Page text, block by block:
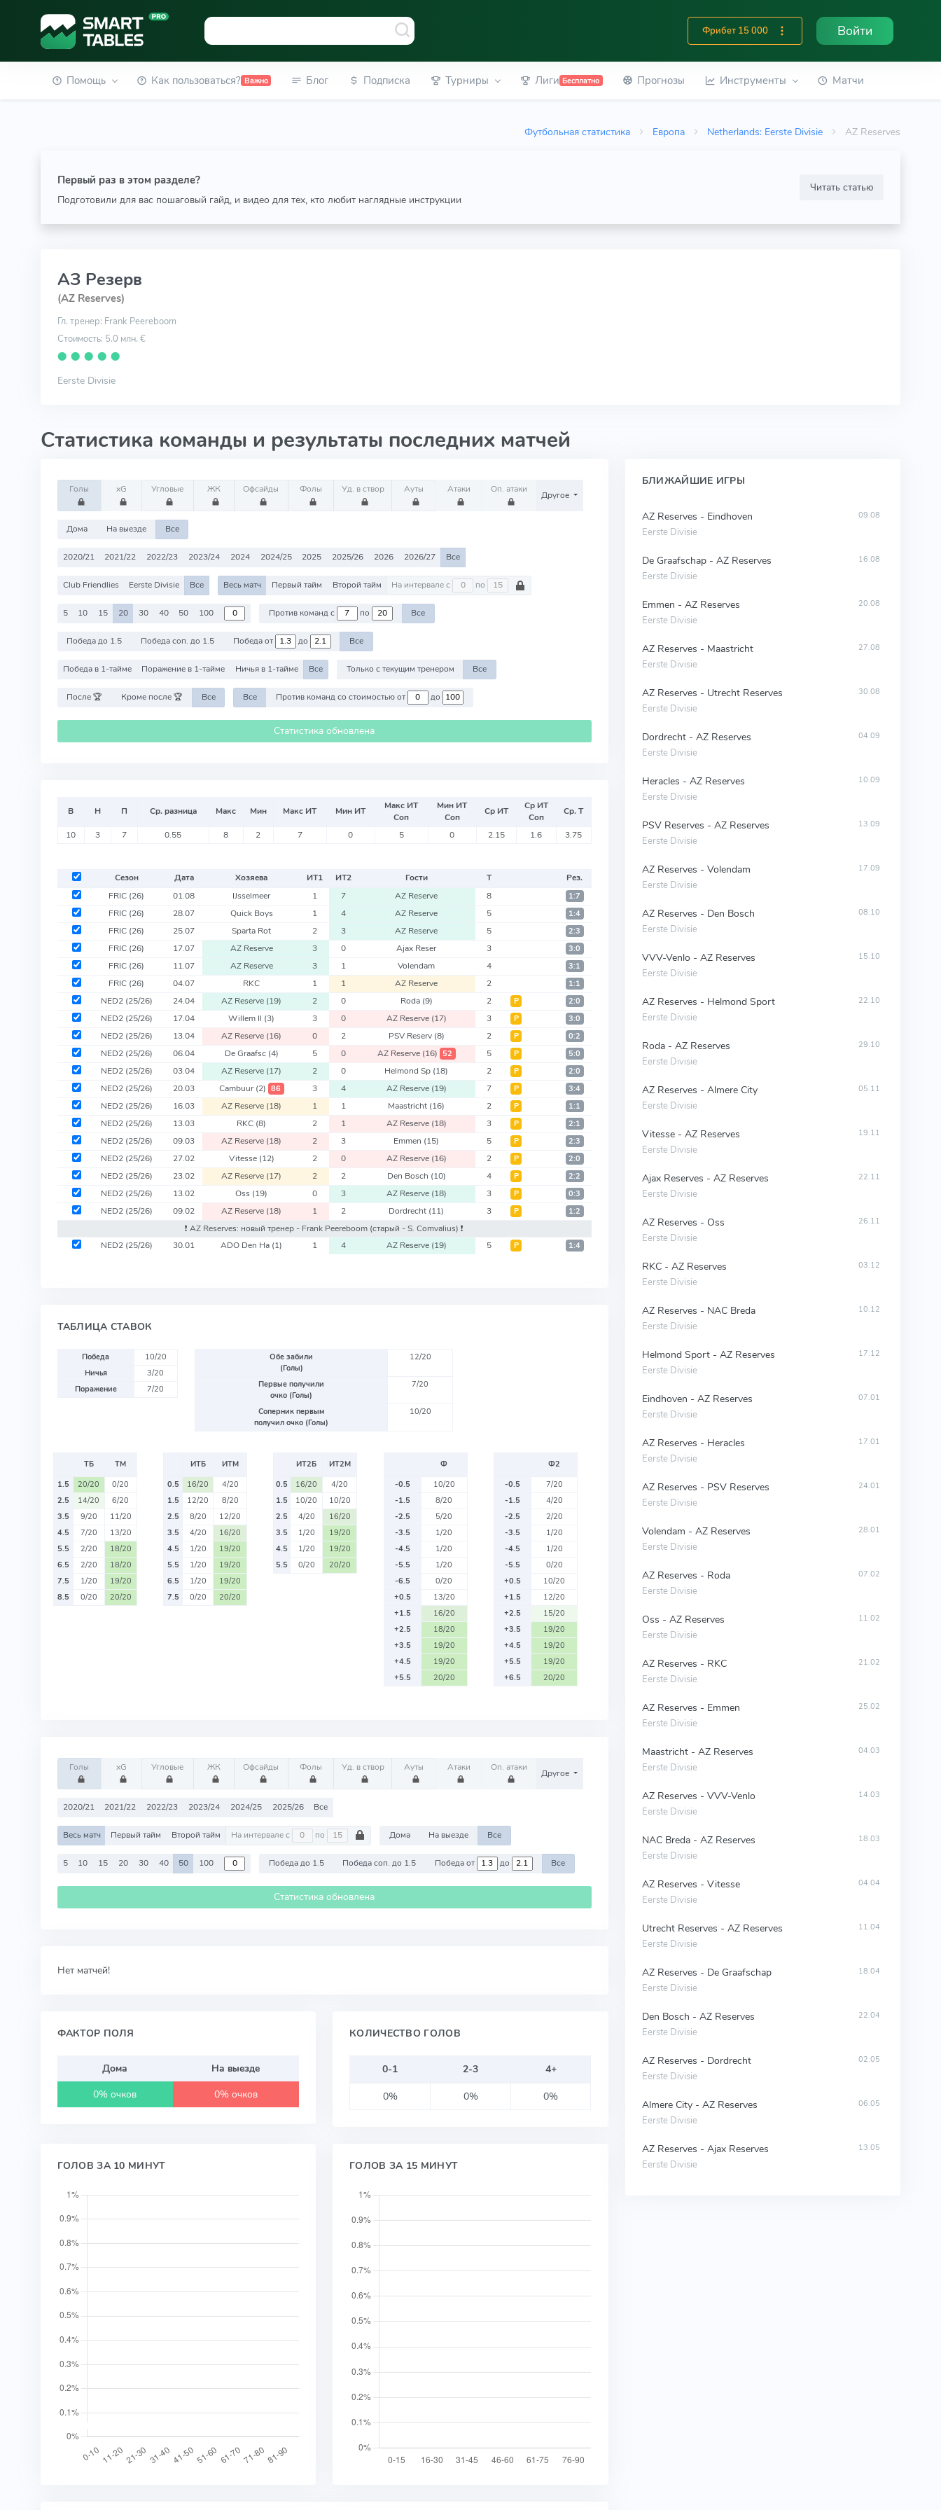
Фрибет 15 000 Войти
Помощь Как пользоваться? Важно Блог Подписка Турниры Лиги Бесплатно Прогнозы Инструменты Матчи
Футбольная статистика Европа Netherlands: Eerste Divisie AZ Reserves
Первый раз в этом разделе?
Подготовили для вас пошаговый гайд, и видео для тех, кто любит наглядные инструкции
Читать статью
АЗ Резерв
(AZ Reserves)
Гл. тренер: Frank Peereboom
Стоимость: 5.0 млн. €
⬤ ⬤ ⬤ ⬤ ⬤
Eerste Divisie
Статистика команды и результаты последних матчей
Голы xG Угловые ЖК Офсайды Фолы Уд. в створ Ауты Атаки Оп. атаки
Другое
Дома На выезде Все
2020/21 2021/22 2022/23 2023/24 2024 2024/25 2025 2025/26 2026 2026/27 Все
Club Friendlies Eerste Divisie Все Весь матч Первый тайм Второй тайм На интервале с по
5 10 15 20 30 40 50 100 Против команд с по Все
Победа до 1.5 Победа соп. до 1.5 Победа от до Все
Победа в 1-тайме Поражение в 1-тайме Ничья в 1-тайме Все Только с текущим тренером Все
После 🏆 Кроме после 🏆 Все Все Против команд со стоимостью от до
Статистика обновлена
В Н П Ср. разница Макс Мин Макс ИТ Мин ИТ
Макс ИТ
Соп
Мин ИТ
Соп
Ср ИТ
Ср ИТ
Соп
Ср. Т
10 3 7 0.55 8 2 7 0 5 0 2.15 1.6 3.75
Сезон Дата Хозяева ИТ1 ИТ2 Гости Т
Рез.
FRIC (26) 01.08 IJsselmeer 1 7 AZ Reserve 8 1:7
FRIC (26) 28.07 Quick Boys 1 4 AZ Reserve 5 1:4
FRIC (26) 25.07 Sparta Rot 2 3 AZ Reserve 5 2:3
FRIC (26) 17.07 AZ Reserve 3 0 Ajax Reser 3 3:0
FRIC (26) 11.07 AZ Reserve 3 1 Volendam 4 3:1
FRIC (26) 04.07 RKC 1 1 AZ Reserve 2 1:1
NED2 (25/26) 24.04 AZ Reserve (19) 2 0 Roda (9) 2 Р 2:0
NED2 (25/26) 17.04 Willem II (3) 3 0 AZ Reserve (17) 3 Р 3:0
NED2 (25/26) 13.04 AZ Reserve (16) 0 2 PSV Reserv (8) 2 Р 0:2
NED2 (25/26) 06.04 De Graafsc (4) 5 0 AZ Reserve (16) 52 5 Р 5:0
NED2 (25/26) 03.04 AZ Reserve (17) 2 0 Helmond Sp (18) 2 Р 2:0
NED2 (25/26) 20.03 Cambuur(2) 86 3 4 AZ Reserve (19) 7 Р 3:4
NED2 (25/26) 16.03 AZ Reserve (18) 1 1 Maastricht (16) 2 Р 1:1
NED2 (25/26) 13.03 RKC (8) 2 1 AZ Reserve (18) 3 Р 2:1
NED2 (25/26) 09.03 AZ Reserve (18) 2 3 Emmen (15) 5 Р 2:3
NED2 (25/26) 27.02 Vitesse (12) 2 0 AZ Reserve (16) 2 Р 2:0
NED2 (25/26) 23.02 AZ Reserve (17) 2 2 Den Bosch (10) 4 Р 2:2
NED2 (25/26) 13.02 Oss (19) 0 3 AZ Reserve (18) 3 Р 0:3
NED2 (25/26) 09.02 AZ Reserve (18) 1 2 Dordrecht (11) 3 Р 1:2
❗️ AZ Reserves: новый тренер - Frank Peereboom (старый - S. Comvalius) ❗️
NED2 (25/26) 30.01 ADO Den Ha (1) 1 4 AZ Reserve (19) 5 Р 1:4
ТАБЛИЦА СТАВОК
Победа
10/20
Ничья
3/20
Поражение
7/20
Обе забили
(Голы)
12/20
Первые получили
очко (Голы)
7/20
Соперник первым
получил очко (Голы)
10/20
ТБ
ТМ
1.5
20/20
0/20
2.5
14/20
6/20
3.5
9/20
11/20
4.5
7/20
13/20
5.5
2/20
18/20
6.5
2/20
18/20
7.5
1/20
19/20
8.5
0/20 20/20
ИТБ
ИТМ
0.5
16/20
4/20
1.5
12/20
8/20
2.5
8/20
12/20
3.5
4/20
16/20
4.5
1/20
19/20
5.5
1/20
19/20
6.5
1/20
19/20
7.5
0/20 20/20
ИТ2Б
ИТ2М
0.5
16/20
4/20
1.5
10/20
10/20
2.5
4/20
16/20
3.5
1/20
19/20
4.5
1/20
19/20
5.5
0/20 20/20
Ф
-0.5
10/20
-1.5
8/20
-2.5
5/20
-3.5
1/20
-4.5
1/20
-5.5
1/20
-6.5
0/20
+0.5
13/20
+1.5
16/20
+2.5
18/20
+3.5
19/20
+4.5
19/20
+5.5
20/20
Ф2
-0.5
7/20
-1.5
4/20
-2.5
2/20
-3.5
1/20
-4.5
1/20
-5.5
0/20
+0.5
10/20
+1.5
12/20
+2.5
15/20
+3.5
19/20
+4.5
19/20
+5.5
19/20
+6.5
20/20
Голы xG Угловые ЖК Офсайды Фолы Уд. в створ Ауты Атаки Оп. атаки
Другое
2020/21 2021/22 2022/23 2023/24 2024/25 2025/26 Все
Весь матч Первый тайм Второй тайм На интервале с по Дома На выезде Все
5 10 15 20 30 40 50 100 Победа до 1.5 Победа соп. до 1.5 Победа от до Все
Статистика обновлена
Нет матчей!
ФАКТОР ПОЛЯ
Дома
На выезде
0% очков
0% очков
КОЛИЧЕСТВО ГОЛОВ
0-1 2-3
4+
0%
0% 0%
ГОЛОВ ЗА 10 МИНУТ ГОЛОВ ЗА 15 МИНУТ
БЛИЖАЙШИЕ ИГРЫ
AZ Reserves - Eindhoven
Eerste Divisie
09.08
De Graafschap - AZ Reserves
Eerste Divisie
16.08
Emmen - AZ Reserves
Eerste Divisie
20.08
AZ Reserves - Maastricht
Eerste Divisie
27.08
AZ Reserves - Utrecht Reserves
Eerste Divisie
30.08
Dordrecht - AZ Reserves
Eerste Divisie
04.09
Heracles - AZ Reserves
Eerste Divisie
10.09
PSV Reserves - AZ Reserves
Eerste Divisie
13.09
AZ Reserves - Volendam
Eerste Divisie
17.09
AZ Reserves - Den Bosch
Eerste Divisie
08.10
VVV-Venlo - AZ Reserves
Eerste Divisie
15.10
AZ Reserves - Helmond Sport
Eerste Divisie
22.10
Roda - AZ Reserves
Eerste Divisie
29.10
AZ Reserves - Almere City
Eerste Divisie
05.11
Vitesse - AZ Reserves
Eerste Divisie
19.11
Ajax Reserves - AZ Reserves
Eerste Divisie
22.11
AZ Reserves - Oss
Eerste Divisie
26.11
RKC - AZ Reserves
Eerste Divisie
03.12
AZ Reserves - NAC Breda
Eerste Divisie
10.12
Helmond Sport - AZ Reserves
Eerste Divisie
17.12
Eindhoven - AZ Reserves
Eerste Divisie
07.01
AZ Reserves - Heracles
Eerste Divisie
17.01
AZ Reserves - PSV Reserves
Eerste Divisie
24.01
Volendam - AZ Reserves
Eerste Divisie
28.01
AZ Reserves - Roda
Eerste Divisie
07.02
Oss - AZ Reserves
Eerste Divisie
11.02
AZ Reserves - RKC
Eerste Divisie
21.02
AZ Reserves - Emmen
Eerste Divisie
25.02
Maastricht - AZ Reserves
Eerste Divisie
04.03
AZ Reserves - VVV-Venlo
Eerste Divisie
14.03
NAC Breda - AZ Reserves
Eerste Divisie
18.03
AZ Reserves - Vitesse
Eerste Divisie
04.04
Utrecht Reserves - AZ Reserves
Eerste Divisie
11.04
AZ Reserves - De Graafschap
Eerste Divisie
18.04
Den Bosch - AZ Reserves
Eerste Divisie
22.04
AZ Reserves - Dordrecht
Eerste Divisie
02.05
Almere City - AZ Reserves
Eerste Divisie
06.05
AZ Reserves - Ajax Reserves
Eerste Divisie
13.05